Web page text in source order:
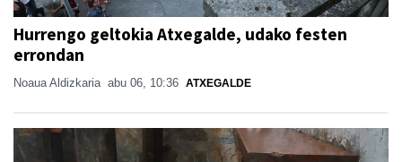
Hurrengo geltokia Atxegalde, udako festen
errondan
Noaua Aldizkaria abu 06, 10:36 ATXEGALDE